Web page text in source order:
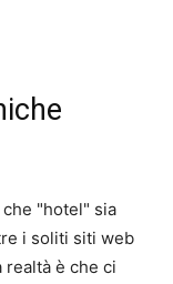
"hotel" sia
i soliti siti web
realtà è che ci